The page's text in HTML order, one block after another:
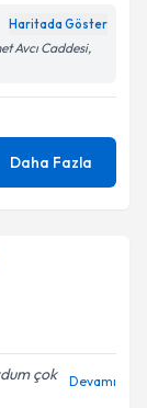
Haritada Göster
Avcı Caddesi,
Daha Fazla
çok
Devamı